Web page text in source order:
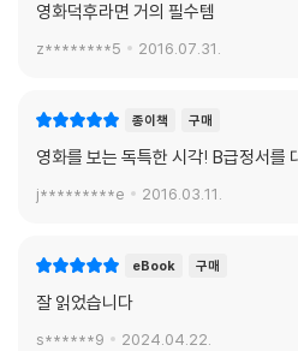
영화덕후라면 거의 필수템
z********5 2016.07.31.
종이책 구매
영화를 보는 독특한 시각! B급정서를
j*********e 2016.03.11.
eBook 구매
잘 읽었습니다
s******9 2024.04.22.